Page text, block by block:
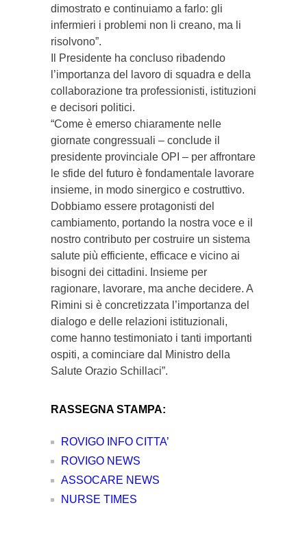
dimostrato e continuiamo a farlo: gli
infermieri i problemi non li creano, ma li
risolvono”.
Il Presidente ha concluso ribadendo
l’importanza del lavoro di squadra e della
collaborazione tra professionisti, istituzioni
e decisori politici.
“Come è emerso chiaramente nelle
giornate congressuali – conclude il
presidente provinciale OPI – per affrontare
le sfide del futuro è fondamentale lavorare
insieme, in modo sinergico e costruttivo.
Dobbiamo essere protagonisti del
cambiamento, portando la nostra voce e il
nostro contributo per costruire un sistema
salute più efficiente, efficace e vicino ai
bisogni dei cittadini. Insieme per
ragionare, lavorare, ma anche decidere. A
Rimini si è concretizzata l’importanza del
dialogo e delle relazioni istituzionali,
come hanno testimoniato i tanti importanti
ospiti, a cominciare dal Ministro della
Salute Orazio Schillaci”.
RASSEGNA STAMPA:
ROVIGO INFO CITTA’
ROVIGO NEWS
ASSOCARE NEWS
NURSE TIMES